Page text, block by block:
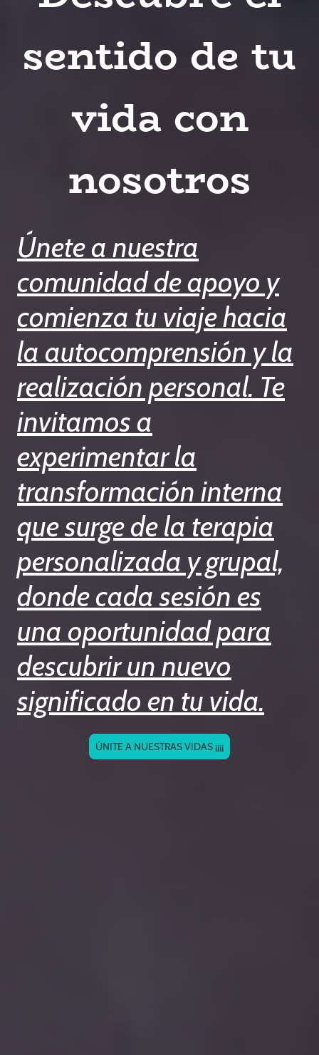
sentido de tu
vida con
nosotros
Únete a nuestra
comunidad de apoyo y
comienza tu viaje hacia
la autocomprensión y la
realización personal. Te
invitamos a
experimentar la
transformación interna
que surge de la terapia
personalizada y grupal,
donde cada sesión es
una oportunidad para
descubrir un nuevo
significado en tu vida.
ÚNITE A NUESTRAS VIDAS ¡¡¡¡